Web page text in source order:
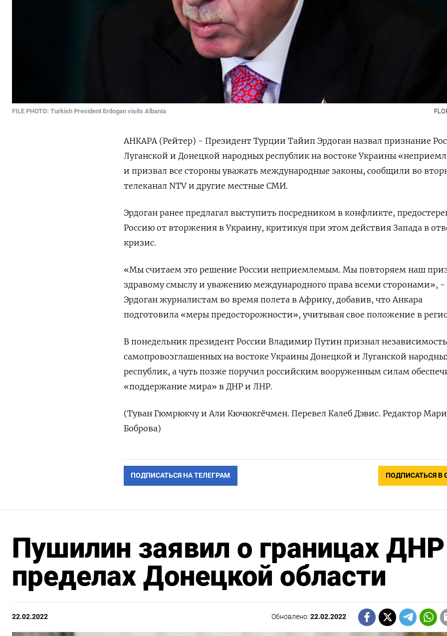
FILE PHOTO: Turkish President Erdogan visits Albania
АНКАРА (Рейтер) - Президент Турции Тайип Эрдоган назвал признание
Луганской и Донецкой народных республик на востоке Украины
и призвал все стороны уважать международные законы, сообщили во
телеканал NTV и другие местные СМИ.
Эрдоган ранее предлагал выступить посредником в конфликте,
Россию от вторжения в Украину, критикуя при этом действия Запада в
кризис.
«Мы считаем это решение России неприемлемым. Мы повторяем наш
здравому смыслу и уважению международного права всеми сторонами», -
Эрдоган журналистам во время полета в Африку, добавив, что Анкара
подготовила «меры предосторожности», учитывая свое положение в
В понедельник президент России Владимир Путин признал независимость
самопровозглашенных на востоке Украины Донецкой и Луганской
республик, а чуть позже поручил российским вооруженным силам
«поддержание мира» в ДНР и ЛНР.
(Туван Гюмрюкчу и Али Кючюкгёчмен. Перевел Калеб Дэвис. Редактор
Боброва)
ПОДПИСАТЬСЯ НА ТЕЛЕГРАМ ПОДПИСАТЬСЯ В
Пушилин заявил о границах
пределах Донецкой области
22.02.2022 Обновлено:22.02.2022